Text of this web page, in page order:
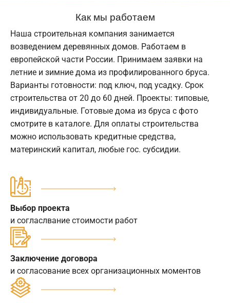
Как мы работаем
Наша строительная компания занимается
возведением деревянных домов. Работаем в
европейской части России. Принимаем заявки на
летние и зимние дома из профилированного бруса.
Варианты готовности: под ключ, под усадку. Срок
строительства от 20 до 60 дней. Проекты: типовые,
индивидуальные. Готовые дома из бруса с фото
смотрите в каталоге. Для оплаты строительства
можно использовать кредитные средства,
материнский капитал, любые гос. субсидии.
Выбор проекта
и согласлвание стоимости работ
Заключение договора
и согласование всех организационных моментов